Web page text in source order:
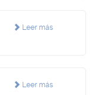
Leer más
Leer más